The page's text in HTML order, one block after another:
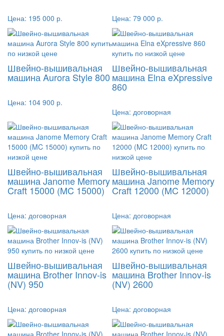
Цена: 195 000 р. Цена: 79 000 р.
Швейно-вышивальная
машина Aurora Style 800
Цена: 104 900 р.
Швейно-вышивальная
машина Elna eXpressive
860
Цена: договорная
Швейно-вышивальная
машина Janome Memory
Craft 15000 (MC 15000)
Цена: договорная
Швейно-вышивальная
машина Janome Memory
Craft 12000 (MC 12000)
Цена: договорная
Швейно-вышивальная
машина Brother Innov-is
(NV) 950
Цена: договорная
Швейно-вышивальная
машина Brother Innov-is
(NV) 2600
Цена: договорная